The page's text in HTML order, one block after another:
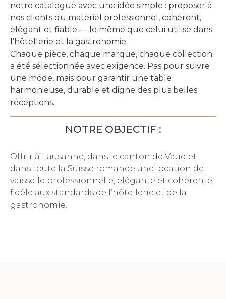
notre catalogue avec une idée simple : proposer à
nos clients du matériel professionnel, cohérent,
élégant et fiable — le même que celui utilisé dans
l’hôtellerie et la gastronomie.
Chaque pièce, chaque marque, chaque collection
a été sélectionnée avec exigence. Pas pour suivre
une mode, mais pour garantir une table
harmonieuse, durable et digne des plus belles
réceptions.
NOTRE OBJECTIF :
Offrir à Lausanne, dans le canton de Vaud et
dans toute la Suisse romande une location de
vaisselle professionnelle, élégante et cohérente,
fidèle aux standards de l’hôtellerie et de la
gastronomie.